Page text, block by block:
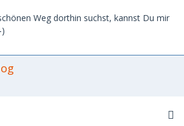
Weg dorthin suchst, kannst Du mir